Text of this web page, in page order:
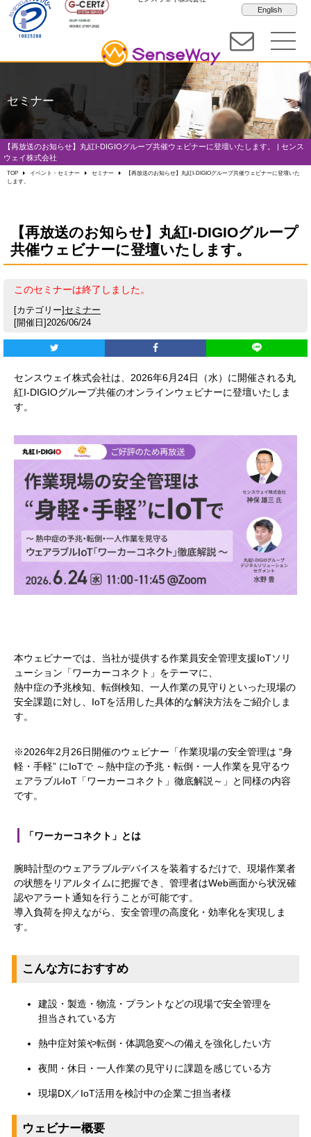
English
セミナー
【再放送のお知らせ】丸紅I-DIGIOグループ共催ウェビナーに登壇いたします。 | センス
ウェイ株式会社
TOP イベント・セミナー セミナー
【再放送のお知らせ】丸紅I-DIGIOグループ共催ウェビナーに登壇いた
します。
【再放送のお知らせ】丸紅I-DIGIOグループ
共催ウェビナーに登壇いたします。
このセミナーは終了しました。
[カテゴリー] セミナー
[開催日]2026/06/24
センスウェイ株式会社は、2026年6月24日（水）に開催される丸
紅I-DIGIOグループ共催のオンラインウェビナーに登壇いたしま
す。
本ウェビナーでは、当社が提供する作業員安全管理支援IoTソリ
ューション「ワーカーコネクト」をテーマに、
熱中症の予兆検知、転倒検知、一人作業の見守りといった現場の
安全課題に対し、IoTを活用した具体的な解決方法をご紹介しま
す。
※2026年2月26日開催のウェビナー「作業現場の安全管理は “身
軽・手軽” にIoTで ～熱中症の予兆・転倒・一人作業を見守るウ
ェアラブルIoT「ワーカーコネクト」徹底解説～」と同様の内容
です。
「ワーカーコネクト」とは
腕時計型のウェアラブルデバイスを装着するだけで、現場作業者
の状態をリアルタイムに把握でき、管理者はWeb画面から状況確
認やアラート通知を行うことが可能です。
導入負荷を抑えながら、安全管理の高度化・効率化を実現しま
す。
こんな方におすすめ
建設・製造・物流・プラントなどの現場で安全管理を
担当されている方
熱中症対策や転倒・体調急変への備えを強化したい方
夜間・休日・一人作業の見守りに課題を感じている方
現場DX／IoT活用を検討中の企業ご担当者様
ウェビナー概要